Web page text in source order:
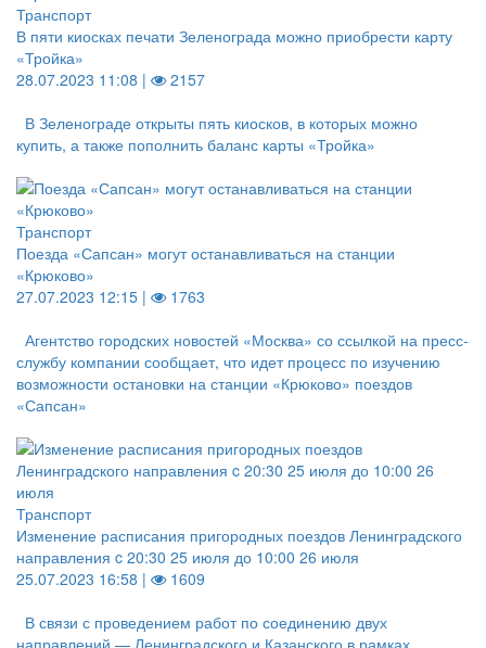
Транспорт
В пяти киосках печати Зеленограда можно приобрести карту
«Тройка»
28.07.2023 11:08 |
2157
В Зеленограде открыты пять киосков, в которых можно
купить, а также пополнить баланс карты «Тройка»
Транспорт
Поезда «Сапсан» могут останавливаться на станции
«Крюково»
27.07.2023 12:15 |
1763
Агентство городских новостей «Москва» со ссылкой на пресс-
службу компании сообщает, что идет процесс по изучению
возможности остановки на станции «Крюково» поездов
«Сапсан»
Транспорт
Изменение расписания пригородных поездов Ленинградского
направления c 20:30 25 июля до 10:00 26 июля
25.07.2023 16:58 |
1609
В связи с проведением работ по соединению двух
направлений — Ленинградского и Казанского в рамках